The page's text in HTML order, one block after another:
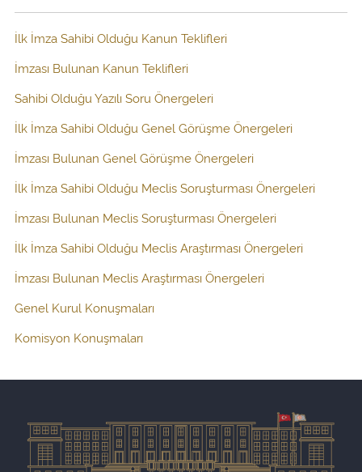
İlk İmza Sahibi Olduğu Kanun Teklifleri
İmzası Bulunan Kanun Teklifleri
Sahibi Olduğu Yazılı Soru Önergeleri
İlk İmza Sahibi Olduğu Genel Görüşme Önergeleri
İmzası Bulunan Genel Görüşme Önergeleri
İlk İmza Sahibi Olduğu Meclis Soruşturması Önergeleri
İmzası Bulunan Meclis Soruşturması Önergeleri
İlk İmza Sahibi Olduğu Meclis Araştırması Önergeleri
İmzası Bulunan Meclis Araştırması Önergeleri
Genel Kurul Konuşmaları
Komisyon Konuşmaları